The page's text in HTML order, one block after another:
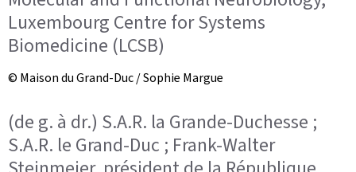
Luxembourg Centre for Systems
Biomedicine (LCSB)
© Maison du Grand-Duc / Sophie Margue
(de g. à dr.) S.A.R. la Grande-Duchesse ;
S.A.R. le Grand-Duc ; Frank-Walter